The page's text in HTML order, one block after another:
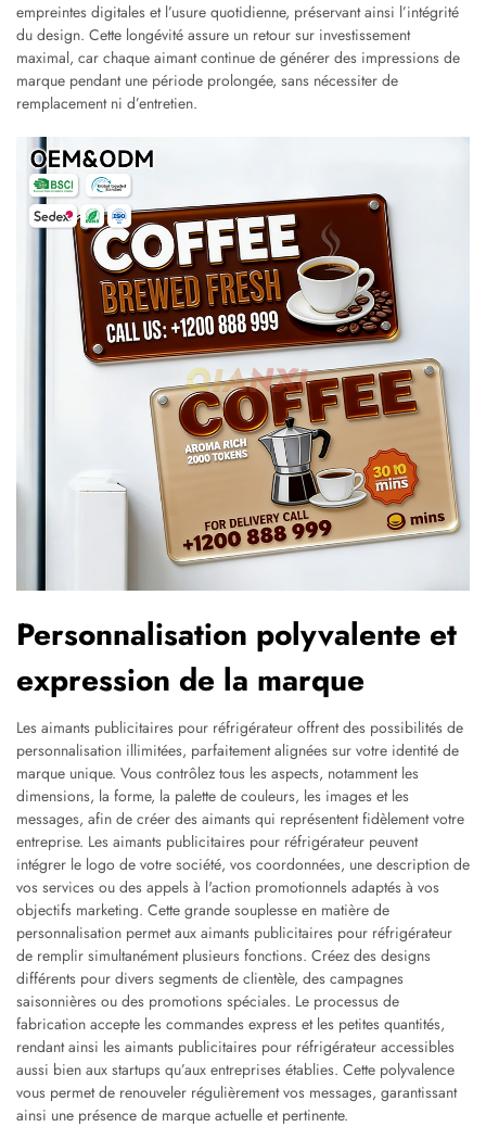
empreintes digitales et l’usure quotidienne, préservant ainsi l’intégrité
du design. Cette longévité assure un retour sur investissement
maximal, car chaque aimant continue de générer des impressions de
marque pendant une période prolongée, sans nécessiter de
remplacement ni d’entretien.
Personnalisation polyvalente et
expression de la marque
Les aimants publicitaires pour réfrigérateur offrent des possibilités de
personnalisation illimitées, parfaitement alignées sur votre identité de
marque unique. Vous contrôlez tous les aspects, notamment les
dimensions, la forme, la palette de couleurs, les images et les
messages, afin de créer des aimants qui représentent fidèlement votre
entreprise. Les aimants publicitaires pour réfrigérateur peuvent
intégrer le logo de votre société, vos coordonnées, une description de
vos services ou des appels à l'action promotionnels adaptés à vos
objectifs marketing. Cette grande souplesse en matière de
personnalisation permet aux aimants publicitaires pour réfrigérateur
de remplir simultanément plusieurs fonctions. Créez des designs
différents pour divers segments de clientèle, des campagnes
saisonnières ou des promotions spéciales. Le processus de
fabrication accepte les commandes express et les petites quantités,
rendant ainsi les aimants publicitaires pour réfrigérateur accessibles
aussi bien aux startups qu’aux entreprises établies. Cette polyvalence
vous permet de renouveler régulièrement vos messages, garantissant
ainsi une présence de marque actuelle et pertinente.